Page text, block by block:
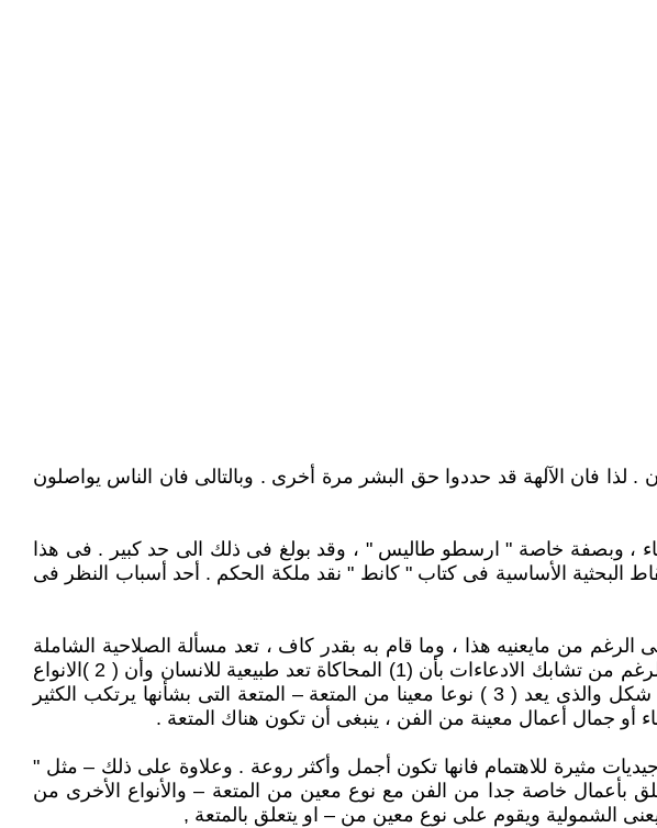
. لذا فان الآلهة قد حددوا حق البشر مرة أخرى . وبالتالى فان الناس يواصلون
، وبصفة خاصة " ارسطو طاليس " ، وقد بولغ فى ذلك الى حد كبير . فى هذا
الأساسية فى كتاب " كانط " نقد ملكة الحكم . أحد أسباب النظر فى
من مايعنيه هذا ، وما قام به بقدر كاف ، تعد مسألة الصلاحية الشاملة
مسالة لا يوجد اتفاق شامل حولها . من جهة أخرى ، يعد أرسطو اقل مباشرة بالنسبة لهذا الزعم على الرغم من تشابك الادعاءات بأن (1) المحاكاة تعد طبيعية للانسان وأن ( 2 )الانواع
المتباينة للمحاكاة ذات طبائع مختلفة وتخضع لتطور شبه طبيعى مميز من أجل تحقيق أفضل غاية لكل شكل والذى يعد ( 3 ) نوعا معينا من المتعة – المتعة التى بشأنها يرتكب الكثير
جمال أعمال معينة من الفن ، ينبغى أن تكون هناك المتعة .
تكون التراجيديات مثيرة للاهتمام فانها تكون أجمل وأكثر روعة . وعلاوة على ذلك – مثل "
خاصة جدا من الفن مع نوع معين من المتعة – والأنواع الأخرى من
الشمولية ويقوم على نوع معين من – او يتعلق بالمتعة ,